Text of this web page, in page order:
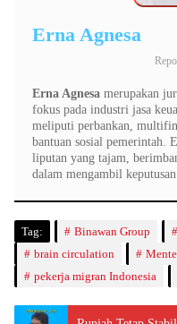
Erna Agnesa
Erna Agnesa merupakan
fokus pada industri jasa
meliputi perbankan,
bantuan sosial pemerintah.
liputan yang tajam,
dalam mengambil
Tag: Binawan Group
brain circulation
pekerja migran Indonesia